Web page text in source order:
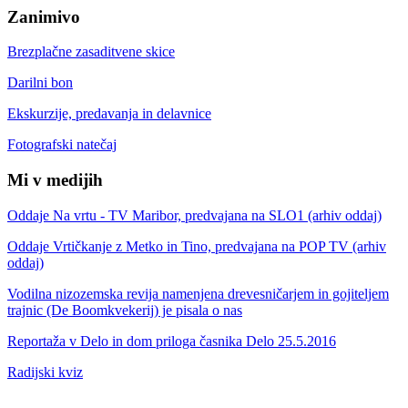
Zanimivo
Brezplačne zasaditvene skice
Darilni bon
Ekskurzije, predavanja in delavnice
Fotografski natečaj
Mi v medijih
Oddaje Na vrtu - TV Maribor, predvajana na SLO1 (arhiv oddaj)
Oddaje Vrtičkanje z Metko in Tino, predvajana na POP TV (arhiv
oddaj)
Vodilna nizozemska revija namenjena drevesničarjem in gojiteljem
trajnic (De Boomkvekerij) je pisala o nas
Reportaža v Delo in dom priloga časnika Delo 25.5.2016
Radijski kviz